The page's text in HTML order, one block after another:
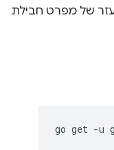
עזר של מפרט חבילת
go get -u